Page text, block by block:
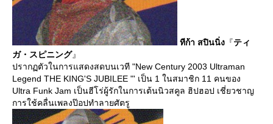
ทีก้า สปินนิ่ง 『ティ
ガ・スピニング』
ปรากฏตัวในการแสดงสดบนเวที "New Century 2003 Ultraman
Legend THE KING'S JUBILEE "' เป็น 1 ในสมาชิก 11 คนของ
Ultra Funk Jam เป็นฮีโร่ผู้รักในการเต้นนิวสคูล ฮิปฮอป เชี่ยวชาญ
การใช้คลื่นเพลงป๊อปทำลายศัตรู